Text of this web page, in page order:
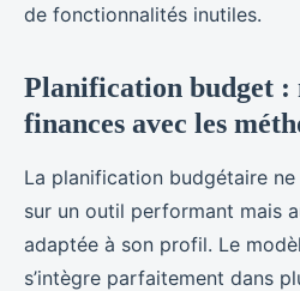
de fonctionnalités inutiles.
Planification budget :
finances avec les
La planification budgétaire
sur un outil performant mais
adaptée à son profil. Le
s’intègre parfaitement dans